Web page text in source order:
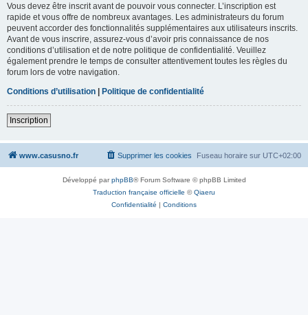
Vous devez être inscrit avant de pouvoir vous connecter. L’inscription est
rapide et vous offre de nombreux avantages. Les administrateurs du forum
peuvent accorder des fonctionnalités supplémentaires aux utilisateurs inscrits.
Avant de vous inscrire, assurez-vous d’avoir pris connaissance de nos
conditions d’utilisation et de notre politique de confidentialité. Veuillez
également prendre le temps de consulter attentivement toutes les règles du
forum lors de votre navigation.
Conditions d’utilisation | Politique de confidentialité
Inscription
www.casusno.fr Fuseau horaire sur UTC+02:00
Supprimer les cookies
Développé parphpBB® Forum Software © phpBB Limited
Traduction française officielle ©Qiaeru
Confidentialité | Conditions